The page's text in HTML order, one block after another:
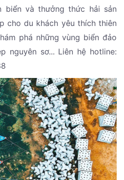
biển và thưởng thức hải sản
cho du khách yêu thích thiên
phá những vùng biển đảo
nguyên sơ... Liên hệ hotline: